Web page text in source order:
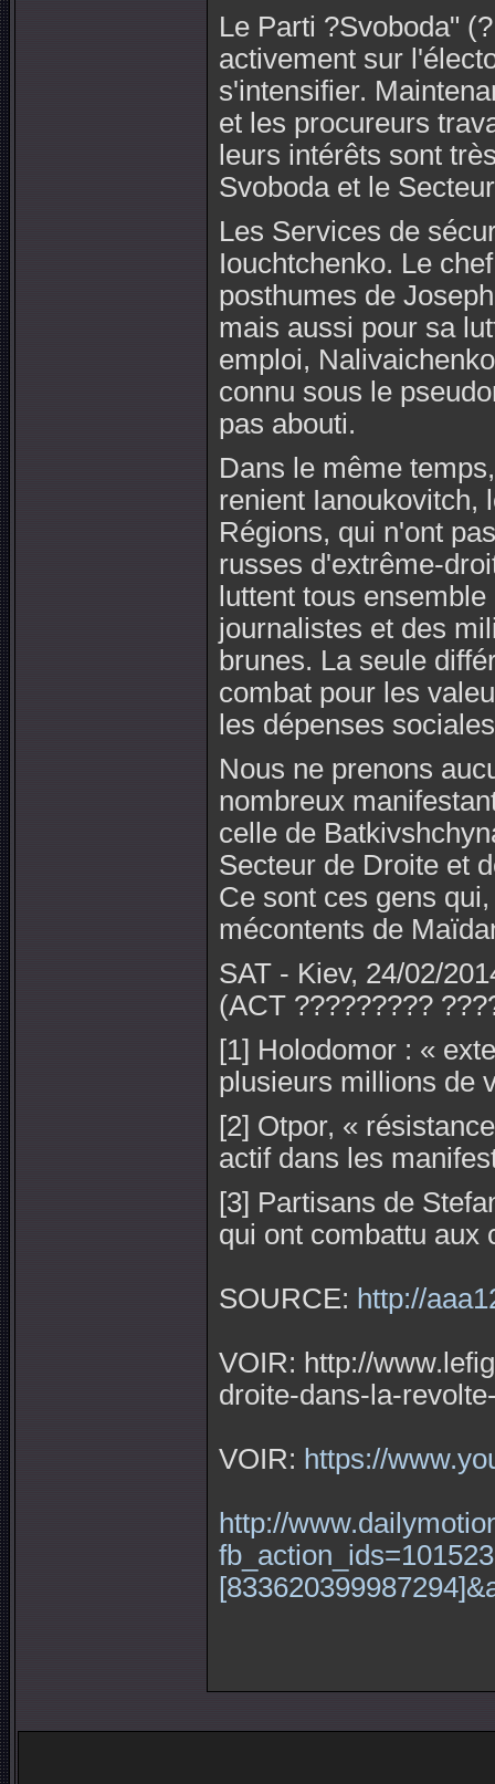
Le Parti ?Svoboda"
activement sur
s'intensifier.
et les procureurs
leurs intérêts sont
Svoboda et le
Les Services de
Iouchtchenko. Le
posthumes de
mais aussi pour sa
emploi,
connu sous le
pas abouti.
Dans le même
renient Ianoukovitch,
Régions, qui n'ont
russes d'extrême-
luttent tous
journalistes et des
brunes. La seule
combat pour les
les dépenses
Nous ne prenons
nombreux
celle de
Secteur de Droite et
Ce sont ces gens
mécontents de
SAT - Kiev, 24/02/
(ACT ?????????
[1] Holodomor : «
plusieurs millions de
[2] Otpor, «
actif dans les
[3] Partisans de
qui ont combattu aux
SOURCE: http://
VOIR: http://
droite-dans-la-
VOIR: https://
http://